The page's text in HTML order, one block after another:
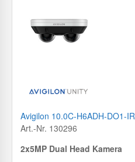
Avigilon 10.0C-H6ADH-DO1-IR
Art.-Nr. 130296
2x5MP Dual Head Kamera